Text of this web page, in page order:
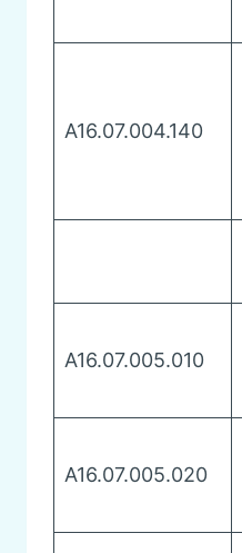
A16.07.004.140
A16.07.005.010
A16.07.005.020